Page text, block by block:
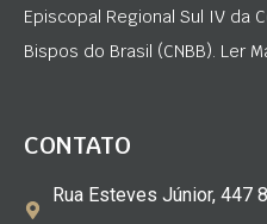
Episcopal Regional Sul IV da
Bispos do Brasil (CNBB). Ler
CONTATO
Rua Esteves Júnior, 447